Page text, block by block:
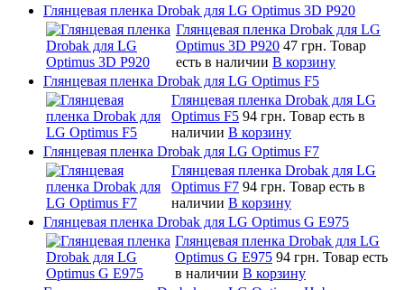
Глянцевая пленка Drobak для LG Optimus 3D P920
Глянцевая пленка Drobak для LG
Optimus 3D P920 47 грн. Товар
есть в наличии В корзину
Глянцевая пленка Drobak для LG Optimus F5
Глянцевая пленка Drobak для LG
Optimus F5 94 грн. Товар есть в
наличии В корзину
Глянцевая пленка Drobak для LG Optimus F7
Глянцевая пленка Drobak для LG
Optimus F7 94 грн. Товар есть в
наличии В корзину
Глянцевая пленка Drobak для LG Optimus G E975
Глянцевая пленка Drobak для LG
Optimus G E975 94 грн. Товар есть
в наличии В корзину